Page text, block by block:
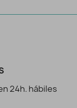
24h. hábiles